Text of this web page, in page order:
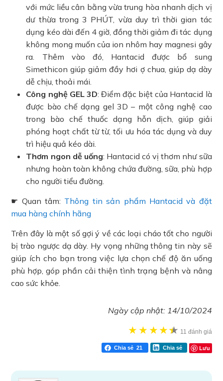
với mức liều cân bằng vừa trung hòa nhanh dịch vị
dư thừa trong 3 PHÚT, vừa duy trì thời gian tác
dụng kéo dài đến 4 giờ, đồng thời giảm đi tác dụng
không mong muốn của ion nhôm hay magnesi gây
ra. Thêm vào đó, Hantacid được bổ sung
Simethicon giúp giảm đầy hơi ợ chua, giúp dạ dày
dễ chịu, thoải mái.
Công nghệ GEL 3D: Điểm đặc biệt của Hantacid là
được bào chế dạng gel 3D – một công nghệ cao
trong bào chế thuốc dạng hỗn dịch, giúp giải
phóng hoạt chất từ từ, tối ưu hóa tác dụng và duy
trì hiệu quả kéo dài.
Thơm ngon dễ uống: Hantacid có vị thơm như sữa
nhưng hoàn toàn không chứa đường, sữa, phù hợp
cho người tiểu đường.
☛ Quan tâm: Thông tin sản phẩm Hantacid và đặt
mua hàng chính hãng
Trên đây là một số gợi ý về các loại cháo tốt cho người
bị trào ngược dạ dày. Hy vọng những thông tin này sẽ
giúp ích cho bạn trong việc lựa chọn chế độ ăn uống
phù hợp, góp phần cải thiện tình trạng bệnh và nâng
cao sức khỏe.
Ngày cập nhật: 14/10/2024
★★★★★
★ 11 đánh giá
Chia sẻ 21 Chia sẻ Lưu